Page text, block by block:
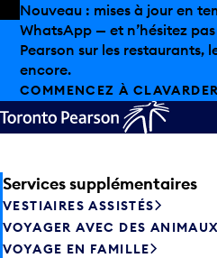
Skip to offers
Passer au contenu principal
Nouveau : mises à jour en
WhatsApp — et n’hésitez
Pearson sur les restaurants,
encore.
COMMENCEZ À
Sorry, flight
temporarily
Please check
Services supplémentaires
VESTIAIRES ASSISTÉS
VOYAGER AVEC DES
VOYAGE EN FAMILLE